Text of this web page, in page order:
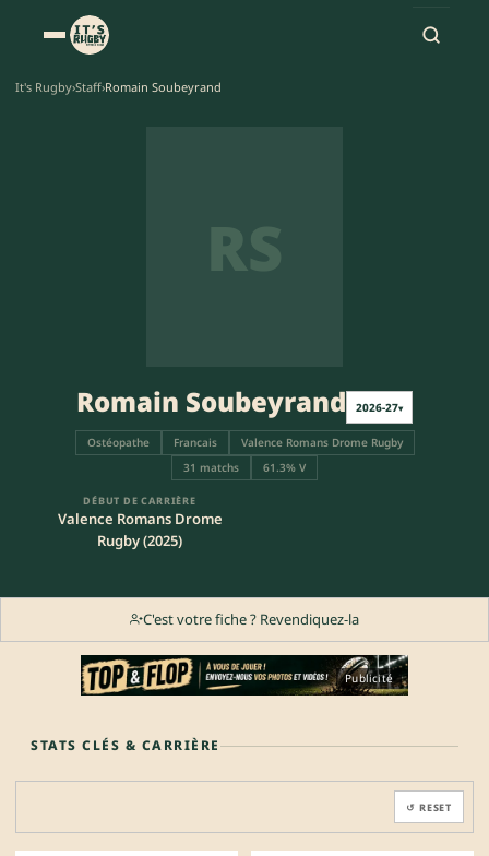
It's Rugby›Staff›Romain Soubeyrand
RS
Romain Soubeyrand 2026-27▾
Ostéopathe Francais
Valence Romans Drome Rugby
31 matchs
61.3% V
DÉBUT DE CARRIÈRE
Valence Romans Drome
Rugby (2025)
C'est votre fiche ? Revendiquez-la
Publicité
STATS CLÉS & CARRIÈRE
↺ RESET